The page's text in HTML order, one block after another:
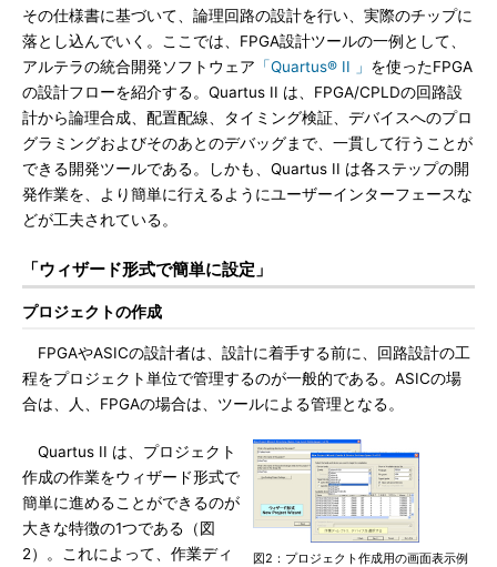
その仕様書に基づいて、論理回路の設計を行い、実際のチップに
落とし込んでいく。ここでは、FPGA設計ツールの一例として、
アルテラの統合開発ソフトウェア 「Quartus® II 」 を使ったFPGA
の設計フローを紹介する。Quartus II は、FPGA/CPLDの回路設
計から論理合成、配置配線、タイミング検証、デバイスへのプロ
グラミングおよびそのあとのデバッグまで、一貫して行うことが
できる開発ツールである。しかも、Quartus II は各ステップの開
発作業を、より簡単に行えるようにユーザーインターフェースな
どが工夫されている。
「ウィザード形式で簡単に設定」
プロジェクトの作成
FPGAやASICの設計者は、設計に着手する前に、回路設計の工
程をプロジェクト単位で管理するのが一般的である。ASICの場
合は、人、FPGAの場合は、ツールによる管理となる。
図2：プロジェクト作成用の画面表示例
Quartus II は、プロジェクト
作成の作業をウィザード形式で
簡単に進めることができるのが
大きな特徴の1つである（図
2）。これによって、作業ディ